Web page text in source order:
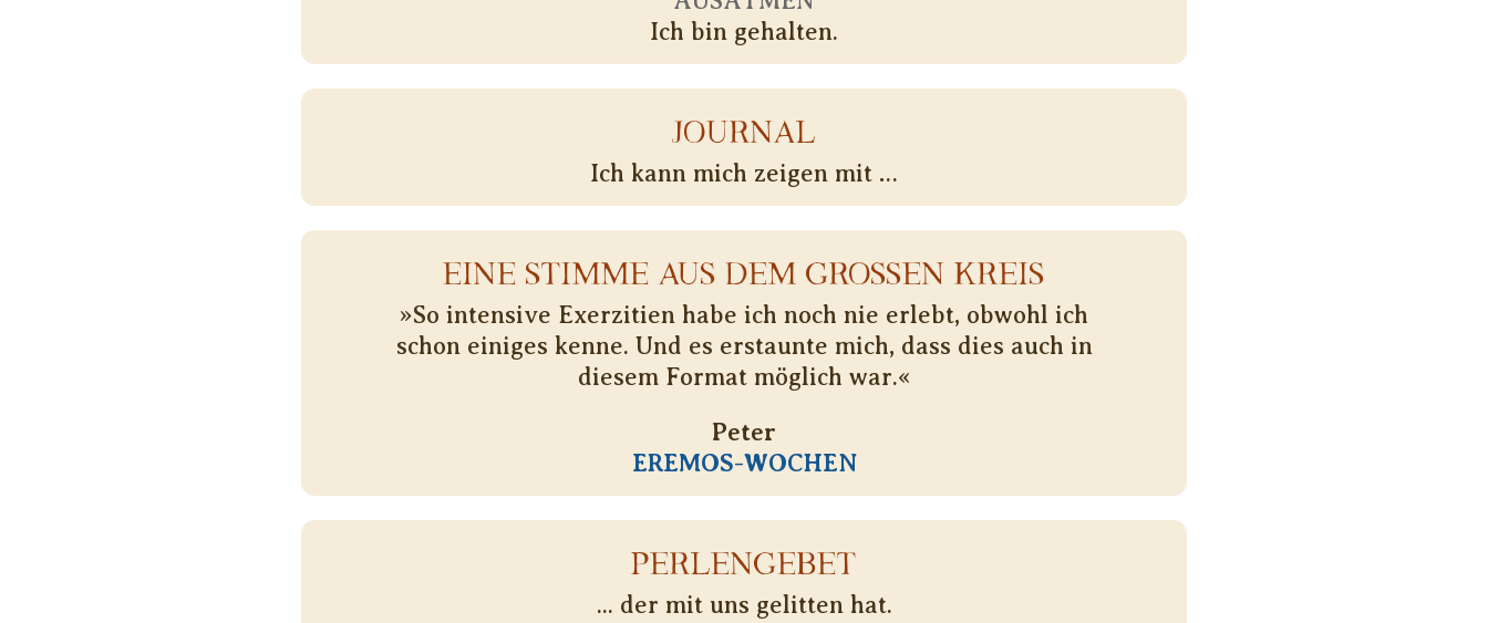
Ich bin gehalten.
JOURNAL
Ich kann mich zeigen mit …
EINE STIMME AUS DEM GROSSEN KREIS
»So intensive Exerzitien habe ich noch nie erlebt, obwohl ich
schon einiges kenne. Und es erstaunte mich, dass dies auch in
diesem Format möglich war.«
Peter
EREMOS-WOCHEN
PERLENGEBET
... der mit uns gelitten hat.